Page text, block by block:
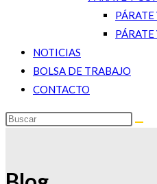
NOTICIAS
BOLSA DE TRABAJO
CONTACTO